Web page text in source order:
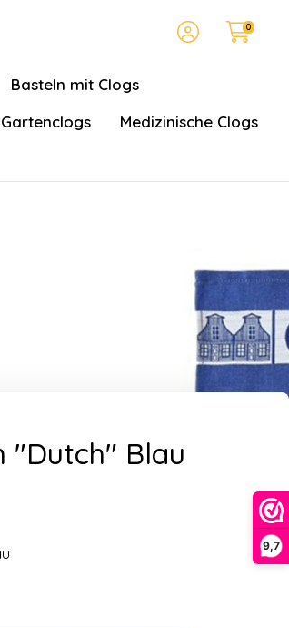
9,7
0
Basteln mit Clogs
Gartenclogs
Medizinische Clogs
"Dutch" Blau